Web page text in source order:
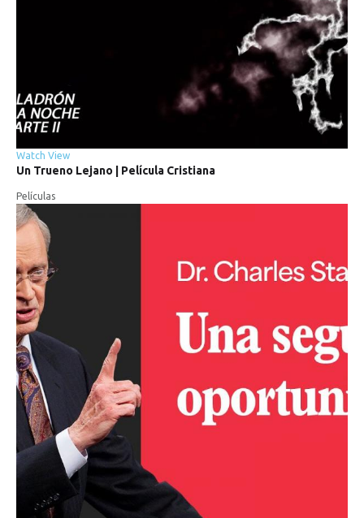
Watch View
Un Trueno Lejano Película Cristiana
Películas